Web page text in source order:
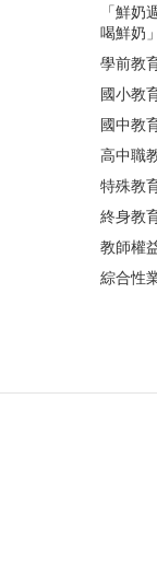
「鮮奶
喝鮮奶
學前教
國小教
國中教
高中職
特殊教
終身教
教師權
綜合性